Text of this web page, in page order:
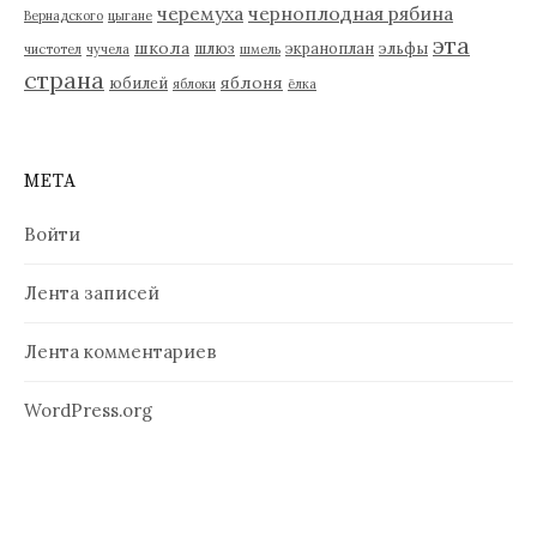
Вернадского цыгане черемуха черноплодная рябина
чистотел чучела школа шлюз шмель экраноплан эльфы эта
страна юбилей яблоки яблоня ёлка
МЕТА
Войти
Лента записей
Лента комментариев
WordPress.org